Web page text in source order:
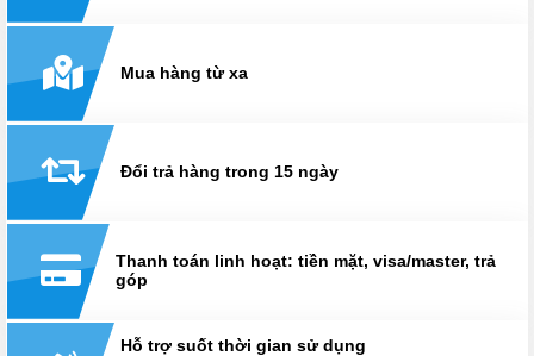
Mua hàng từ xa
Đổi trả hàng trong 15 ngày
Thanh toán linh hoạt: tiền mặt, visa/master, trả
góp
Hỗ trợ suốt thời gian sử dụng